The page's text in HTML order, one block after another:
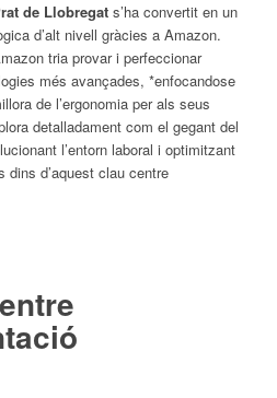
de Llobregats’ha convertit en un
d’alt nivell gràcies a Amazon.
tria provar i perfeccionar
més avançades, *enfocandose
de l’ergonomia per als seus
detalladament com el gegant del
l’entorn laboral i optimitzant
d’aquest clau centre